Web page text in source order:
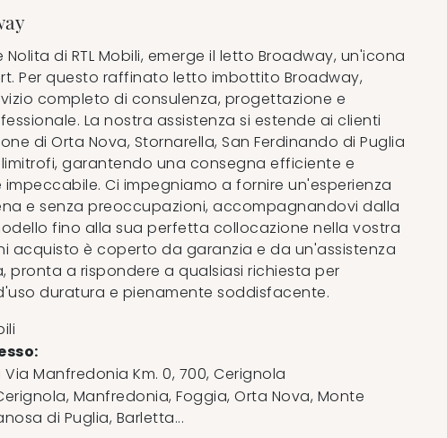
di RTL Mobili, emerge il letto Broadway, un'icona
Per questo raffinato letto imbottito Broadway,
completo di consulenza, progettazione e
La nostra assistenza si estende ai clienti
di Orta Nova, Stornarella, San Ferdinando di Puglia
garantendo una consegna efficiente e
Ci impegniamo a fornire un'esperienza
e senza preoccupazioni, accompagnandovi dalla
fino alla sua perfetta collocazione nella vostra
acquisto è coperto da garanzia e da un'assistenza
pronta a rispondere a qualsiasi richiesta per
duratura e pienamente soddisfacente.
Via Manfredonia Km. 0, 700, Cerignola
Manfredonia, Foggia, Orta Nova, Monte
di Puglia, Barletta...